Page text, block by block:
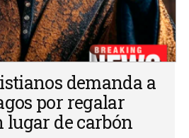
demanda a
por regalar
lugar de carbón